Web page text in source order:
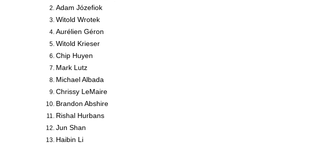
Adam Józefiok
Witold Wrotek
Aurélien Géron
Witold Krieser
Chip Huyen
Mark Lutz
Michael Albada
Chrissy LeMaire
Brandon Abshire
Rishal Hurbans
Jun Shan
Haibin Li